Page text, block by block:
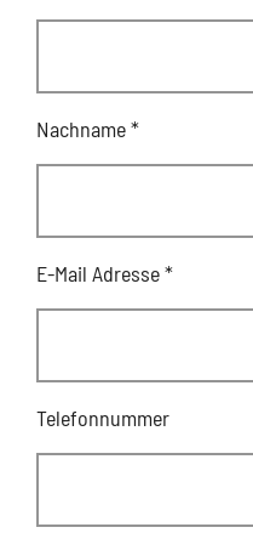
Nachname*
E-Mail Adresse*
Telefonnummer